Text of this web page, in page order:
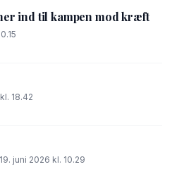
ind til kampen mod kræft
18.42
juni 2026 kl. 10.29